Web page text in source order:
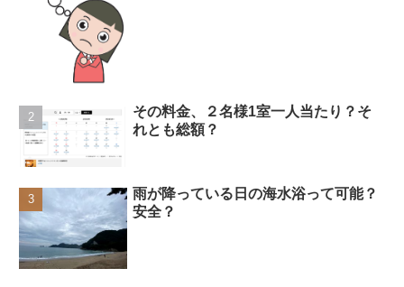
その料金、２名様1室一人当たり？そ
れとも総額？
雨が降っている日の海水浴って可能？
安全？